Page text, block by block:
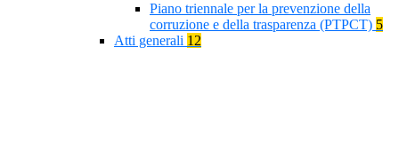
Piano triennale per la prevenzione della
corruzione e della trasparenza (PTPCT) 5
Atti generali 12